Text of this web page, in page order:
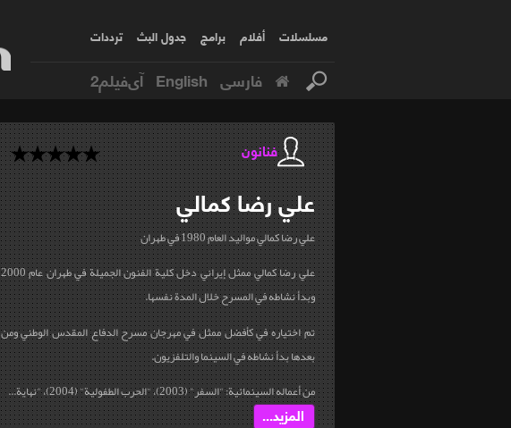
مسلسلات أفلام برامج جدول البث ترددات
فارسی English آی‌فیلم2
فنانون
علي رضاكمالي
علي رضا كمالي مواليد العام 1980 في طهران
علي رضا كمالي ممثل إيراني دخل كلية الفنون الجميلة في طهران عام 2000
وبدأ نشاطه في المسرح خلال المدة نفسها.
تم اختياره في كأفضل ممثل في مهرجان مسرح الدفاع المقدس الوطني ومن
بعدها بدأ نشاطه في السينما والتلفزيون.
من أعماله السينمائية: "السفر" (2003)، "الحرب الطفولية" (2004)، "نهاية...
المزيد...